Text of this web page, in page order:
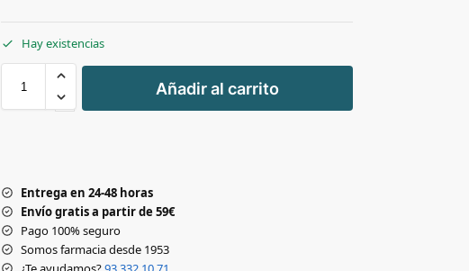
Hay existencias
+
-
Añadir al carrito
Entrega en 24-48 horas
Envío gratis a partir de 59€
Pago 100% seguro
Somos farmacia desde 1953